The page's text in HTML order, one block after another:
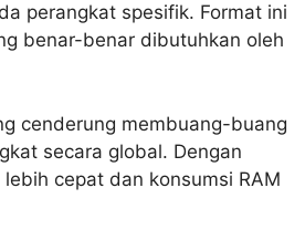
perangkat spesifik. Format ini
benar-benar dibutuhkan oleh
cenderung membuang-buang
secara global. Dengan
cepat dan konsumsi RAM